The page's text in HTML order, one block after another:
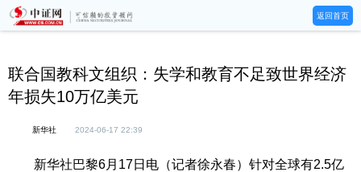
返回首页
联合国教科文组织：失学和教育不足致世界经济
年损失10万亿美元
新华社 2024-06-17 22:39
新华社巴黎6月17日电（记者徐永春）针对全球有2.5亿